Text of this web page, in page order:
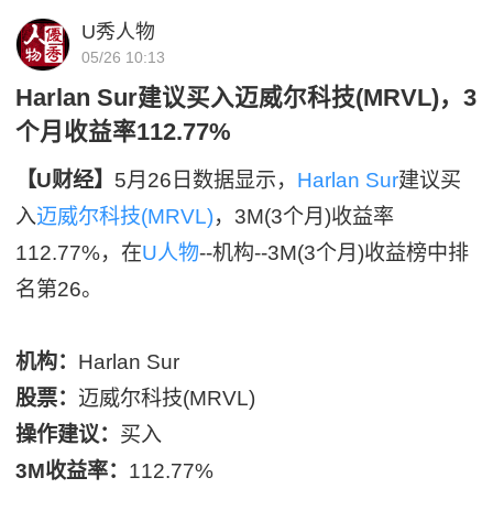
U秀人物
05/26 10:13
Harlan Sur建议买入迈威尔科技(MRVL)，3
个月收益率112.77%
【U财经】 5月26日数据显示， Harlan Sur建议买
入迈威尔科技(MRVL)，3M(3个月)收益率
112.77%，在U人物--机构--3M(3个月)收益榜中排
名第26。
机构： Harlan Sur
股票： 迈威尔科技(MRVL)
操作建议： 买入
3M收益率： 112.77%